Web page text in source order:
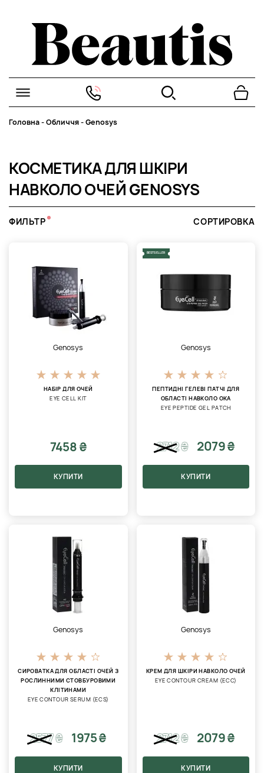
Головна-Обличчя-Genosys
КОСМЕТИКА ДЛЯ ШКІРИ
НАВКОЛО ОЧЕЙ GENOSYS
ФИЛЬТР СОРТИРОВКА
Genosys
НАБІР ДЛЯ ОЧЕЙ
EYE CELL KIT
7458 ₴
КУПИТИ
BESTSELLER
Genosys
ПЕПТИДНІ ГЕЛЕВІ ПАТЧІ ДЛЯ
ОБЛАСТІ НАВКОЛО ОКА
EYE PEPTIDE GEL PATCH
2712₴ 2079 ₴
КУПИТИ
Genosys
СИРОВАТКА ДЛЯ ОБЛАСТІ ОЧЕЙ З
РОСЛИННИМИ СТОВБУРОВИМИ
КЛІТИНАМИ
EYE CONTOUR SERUM (ECS)
2577₴ 1975 ₴
КУПИТИ
Genosys
КРЕМ ДЛЯ ШКІРИ НАВКОЛО ОЧЕЙ
EYE CONTOUR CREAM (ECC)
2712₴ 2079 ₴
КУПИТИ